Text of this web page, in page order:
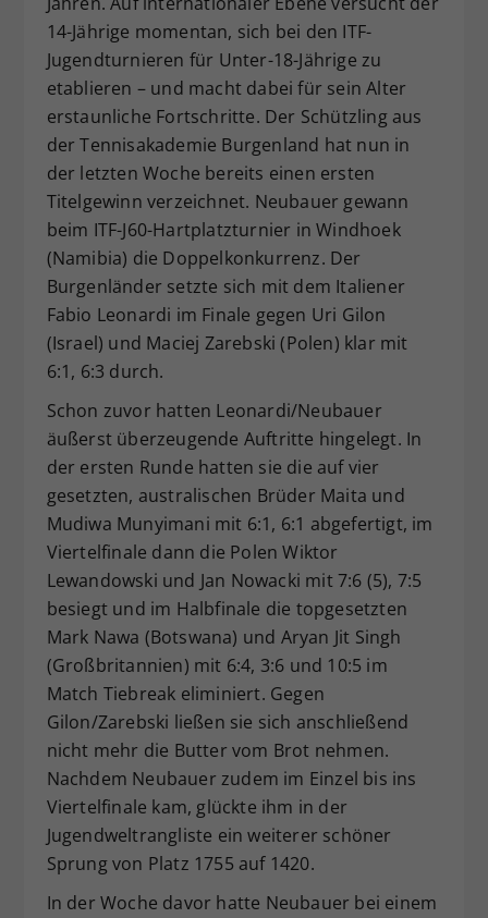
14-Jährige momentan, sich bei den ITF-
Jugendturnieren für Unter-18-Jährige zu
etablieren – und macht dabei für sein Alter
erstaunliche Fortschritte. Der Schützling aus
der Tennisakademie Burgenland hat nun in
der letzten Woche bereits einen ersten
Titelgewinn verzeichnet. Neubauer gewann
beim ITF-J60-Hartplatzturnier in Windhoek
(Namibia) die Doppelkonkurrenz. Der
Burgenländer setzte sich mit dem Italiener
Fabio Leonardi im Finale gegen Uri Gilon
(Israel) und Maciej Zarebski (Polen) klar mit
6:1, 6:3 durch.
Schon zuvor hatten Leonardi/Neubauer
äußerst überzeugende Auftritte hingelegt. In
der ersten Runde hatten sie die auf vier
gesetzten, australischen Brüder Maita und
Mudiwa Munyimani mit 6:1, 6:1 abgefertigt, im
Viertelfinale dann die Polen Wiktor
Lewandowski und Jan Nowacki mit 7:6 (5), 7:5
besiegt und im Halbfinale die topgesetzten
Mark Nawa (Botswana) und Aryan Jit Singh
(Großbritannien) mit 6:4, 3:6 und 10:5 im
Match Tiebreak eliminiert. Gegen
Gilon/Zarebski ließen sie sich anschließend
nicht mehr die Butter vom Brot nehmen.
Nachdem Neubauer zudem im Einzel bis ins
Viertelfinale kam, glückte ihm in der
Jugendweltrangliste ein weiterer schöner
Sprung von Platz 1755 auf 1420.
In der Woche davor hatte Neubauer bei einem
Zweck
Dieser Wert speichert Ihre Consent-
Einstellungen. Unter anderem eine
zufällig generierte ID, für die
historische Speicherung Ihrer
vorgenommen Einstellungen, falls der
Webseiten-Betreiber dies eingestellt
hat.